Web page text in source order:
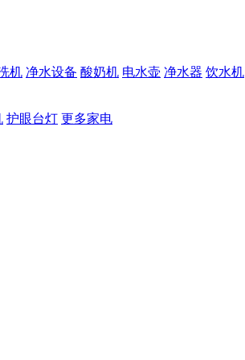
机 净水设备 酸奶机 电水壶 净水器 饮水机
护眼台灯 更多家电